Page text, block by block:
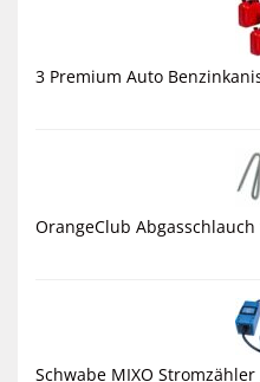
3 Premium Auto
OrangeClub
Schwabe MIXO Stromzähler